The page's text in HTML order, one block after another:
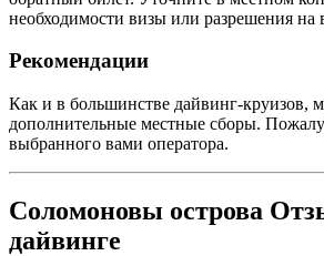
необходимости визы или разрешения на
Рекомендации
Как и в большинстве дайвинг-круизов,
дополнительные местные сборы.
выбранного вами оператора.
Соломоновы острова
дайвинге